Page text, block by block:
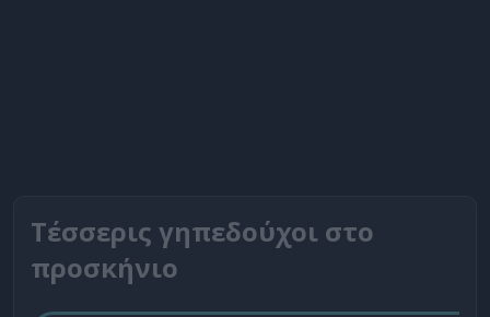
Τέσσερις γηπεδούχοι στο
προσκήνιο